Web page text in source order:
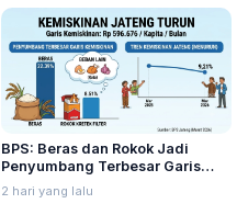
BPS: Beras dan Rokok Jadi
Penyumbang Terbesar Garis
Kemiskinan di Jateng
2 hari yang lalu